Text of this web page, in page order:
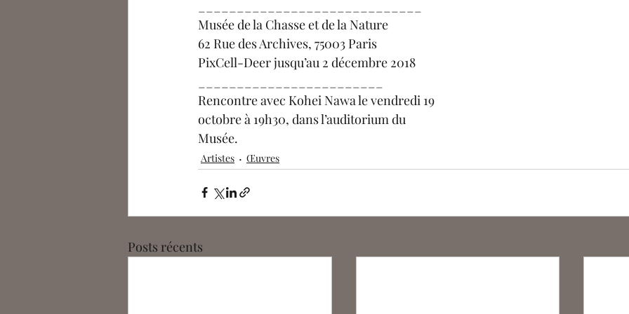
Musée de la Chasse et de la Nature
62 Rue des Archives, 75003 Paris
PixCell-Deer jusqu’au 2 décembre 2018
Rencontre avec Kohei Nawa le vendredi 19
octobre à 19h30, dans l’auditorium du
Musée.
Artistes Œuvres
Posts récents